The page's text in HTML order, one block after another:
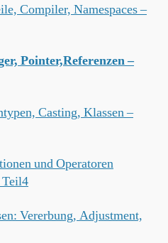
Compiler, Namespaces –
Pointer,Referenzen –
Casting, Klassen –
und Operatoren
Vererbung, Adjustment,